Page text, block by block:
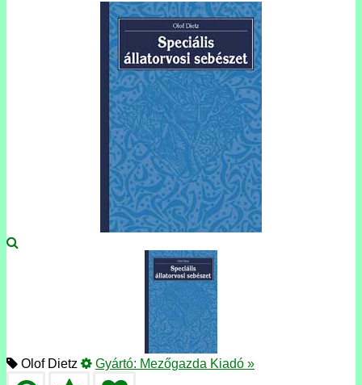
Olof Dietz Gyártó: Mezőgazda Kiadó »